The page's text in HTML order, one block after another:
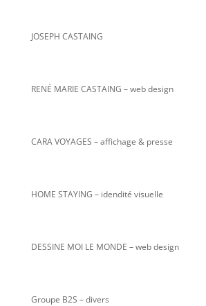
JOSEPH CASTAING
RENÉ MARIE CASTAING – web design
CARA VOYAGES – affichage & presse
HOME STAYING – idendité visuelle
DESSINE MOI LE MONDE – web design
Groupe B2S – divers